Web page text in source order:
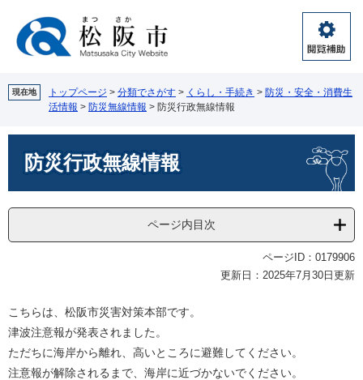
へ
閲
覧
助
現在地 トップページ > 分類でさがす > くらし・手続き > 防災・安全・消費生
活情報 > 防災無線情報 > 防災行政無線情報
防災行政無線情報
ページ内目次
ページID：0179906
更新日：2025年7月30日更新
こちらは、松阪市災害対策本部です。
津波注意報が発表されました。
ただちに海岸から離れ、高いところに避難してください。
注意報が解除されるまで、海岸に近づかないでください。